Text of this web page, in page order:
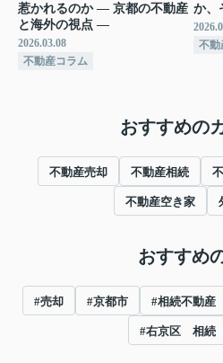
惹かれるのか ― 京都の不動産
と海外の視点 ―
2026.03.08
不動産コラム
か、
不動
おすすめの
不動産売却 不動産相続
不動産空き家
おすすめ
#売却 #京都市 #相続不動産
#右京区 相続